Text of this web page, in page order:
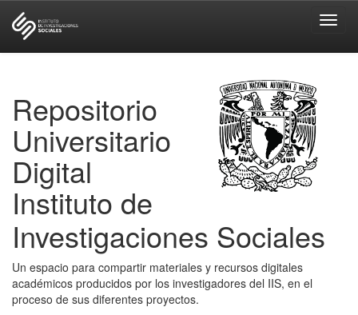
Repositorio
Universitario
Digital
Instituto de
Investigaciones Sociales
Un espacio para compartir materiales y recursos digitales
académicos producidos por los investigadores del IIS, en el
proceso de sus diferentes proyectos.